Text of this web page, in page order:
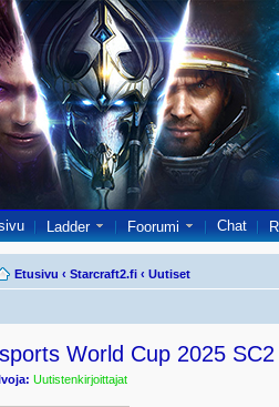
Ladder Foorumi Chat
Etusivu ‹ Starcraft2.fi ‹ Uutiset
World Cup 2025
Uutistenkirjoittajat